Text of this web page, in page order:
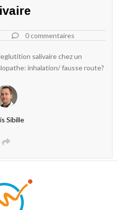
0 commentaires
salivaire chez un
inhalation/ fausse route?
Sibille